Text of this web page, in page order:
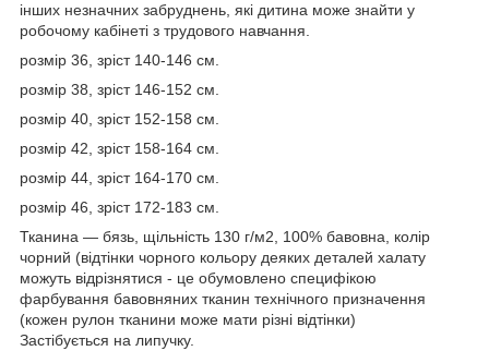
інших незначних забруднень, які дитина може знайти у
робочому кабінеті з трудового навчання.
розмір 36, зріст 140-146 см.
розмір 38, зріст 146-152 см.
розмір 40, зріст 152-158 см.
розмір 42, зріст 158-164 см.
розмір 44, зріст 164-170 см.
розмір 46, зріст 172-183 см.
Тканина ― бязь, щільність 130 г/м2, 100% бавовна, колір
чорний (відтінки чорного кольору деяких деталей халату
можуть відрізнятися - це обумовлено специфікою
фарбування бавовняних тканин технічного призначення
(кожен рулон тканини може мати різні відтінки)
Застібується на липучку.